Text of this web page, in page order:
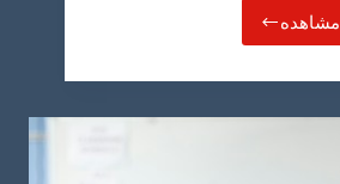
مشاهدهپرسودترین
صادراتی
ایران